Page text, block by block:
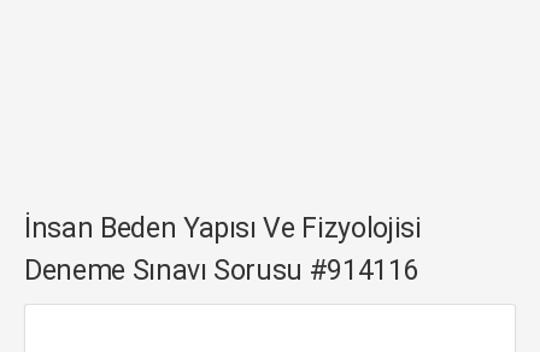
İnsan Beden Yapısı Ve Fizyolojisi
Deneme Sınavı Sorusu #914116